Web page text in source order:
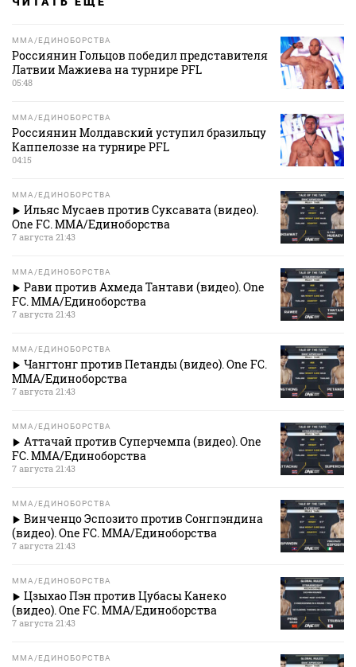
MMA/ЕДИНОБОРСТВА
Россиянин Гольцов победил представителя
Латвии Мажиева на турнире PFL
05:48
MMA/ЕДИНОБОРСТВА
Россиянин Молдавский уступил бразильцу
Каппелоззе на турнире PFL
04:15
MMA/ЕДИНОБОРСТВА
Ильяс Мусаев против Суксавата (видео).
One FC. MMA/Единоборства
7 августа 21:43
MMA/ЕДИНОБОРСТВА
Рави против Ахмеда Тантави (видео). One
FC. MMA/Единоборства
7 августа 21:43
MMA/ЕДИНОБОРСТВА
Чангтонг против Петанды (видео). One FC.
MMA/Единоборства
7 августа 21:43
MMA/ЕДИНОБОРСТВА
Аттачай против Суперчемпа (видео). One
FC. MMA/Единоборства
7 августа 21:43
MMA/ЕДИНОБОРСТВА
Винченцо Эспозито против Сонгпэндина
(видео). One FC. MMA/Единоборства
7 августа 21:43
MMA/ЕДИНОБОРСТВА
Цзыхао Пэн против Цубасы Канеко
(видео). One FC. MMA/Единоборства
7 августа 21:43
MMA/ЕДИНОБОРСТВА